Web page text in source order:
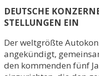
DEUTSCHE
STELLUNGEN EIN
Der weltgrößte
angekündigt,
den kommenden fünf